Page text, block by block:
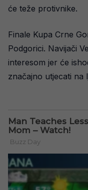
će teže protivnike.
Finale Kupa Crne
Podgorici. Navijači
interesom jer će
značajno utjecati na